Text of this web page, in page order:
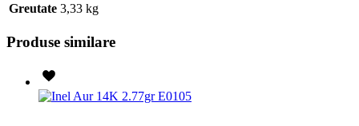
Greutate 3,33 kg
Produse similare